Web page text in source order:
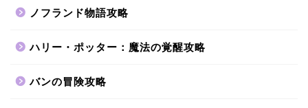
ノフランド物語攻略
ハリー・ポッター：魔法の覚醒攻略
バンの冒険攻略